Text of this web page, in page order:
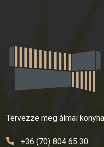
Tervezze meg álmai
+36 (70) 804 65 30